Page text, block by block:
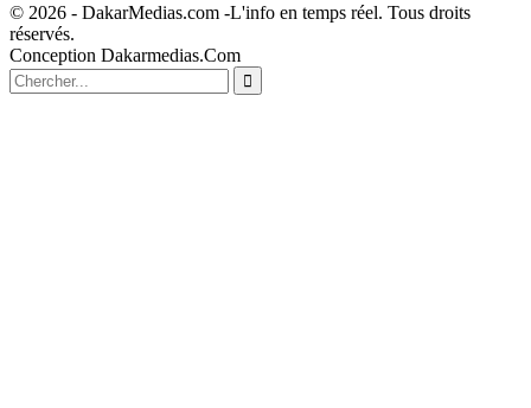
© 2026 - DakarMedias.com -L'info en temps réel. Tous droits
réservés.
Conception Dakarmedias.Com